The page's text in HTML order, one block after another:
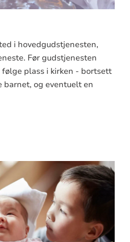
i hovedgudstjenesten,
Før gudstjenesten
plass i kirken - bortsett
og eventuelt en